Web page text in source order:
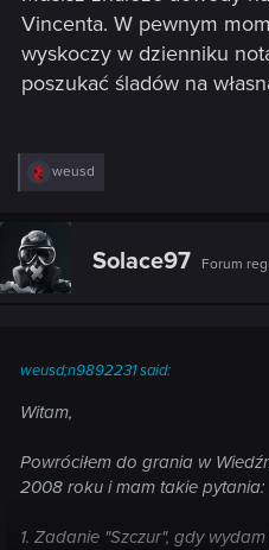
Vincenta. W pewnym
wyskoczy w dzienniku
poszukać śladów na
R
e
t
i
o
weusd
Solace97 Forum
weusd;n9892231 said:
Witam,
Powróciłem do grania w
2008 roku i mam takie pytania:
1. Zadanie "Szczur", gdy